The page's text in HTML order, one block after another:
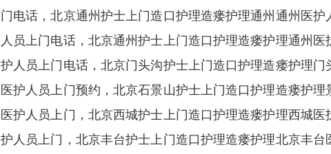
门电话，北京通州护士上门造口护理造瘘护理通州通州医
人员上门电话，北京通州护士上门造口护理造瘘护理通州
护人员上门电话，北京门头沟护士上门造口护理造瘘护理
医护人员上门预约，北京石景山护士上门造口护理造瘘护
医护人员上门，北京西城护士上门造口护理造瘘护理西城
护人员上门，北京丰台护士上门造口护理造瘘护理北京丰